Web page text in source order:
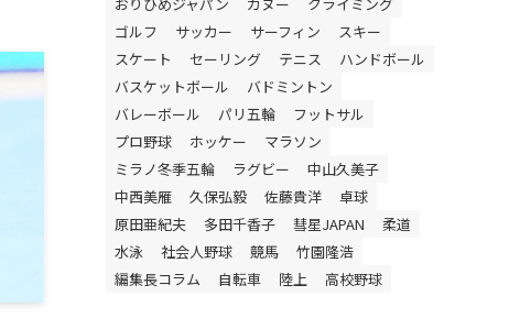
ゴルフ
サッカー サーフィン
スキー
スケート
セーリング テニス
ハンドボール
バスケットボール
バドミントン
バレーボール
パリ五輪
フットサル
プロ野球
ホッケー
マラソン
ミラノ冬季五輪
ラグビー
中山久美子
中西美雁
久保弘毅 佐藤貴洋
卓球
原田亜紀夫
多田千香子 彗星JAPAN
柔道
水泳
社会人野球 競馬
竹園隆浩
編集長コラム
自転車 陸上 高校野球